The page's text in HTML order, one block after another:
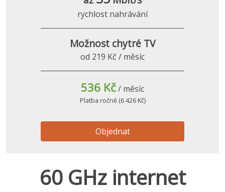
rychlost nahrávání
Možnost chytré TV
od 219 Kč / měsíc
536 Kč/ měsíc
Platba ročně (6 426 Kč)
Objednat
60 GHz internet